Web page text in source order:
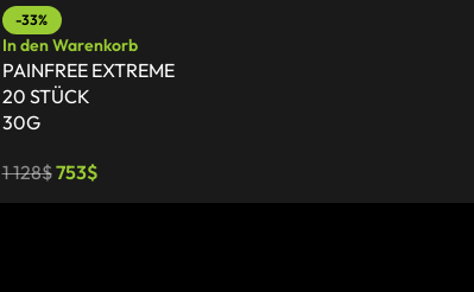
-33%
In den Warenkorb
PAINFREE EXTREME
20 STÜCK
30G
1 128$753$